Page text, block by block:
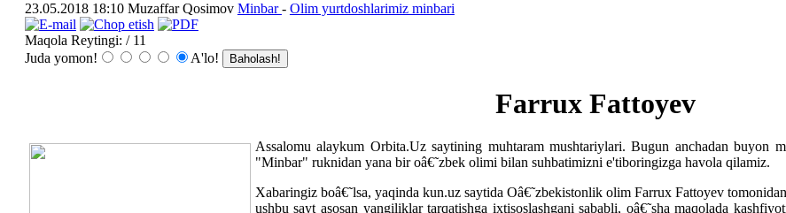
23.05.2018 18:10 Muzaffar Qosimov Minbar- Olim yurtdoshlarimiz minbari
Maqola Reytingi: / 11
Juda yomon!
A'lo!
Farrux Fattoyev
Assalomu alaykum Orbita.Uz saytining muhtaram mushtariylari. Bugun anchadan buyon
"Minbar" ruknidan yana bir oâ€˜zbek olimi bilan suhbatimizni e'tiboringizga havola qilamiz.
Xabaringiz boâ€˜lsa, yaqinda kun.uz saytida Oâ€˜zbekistonlik olim Farrux Fattoyev
ushbu sayt asosan yangiliklar tarqatishga ixtisoslashgani sababli, oâ€˜sha maqolada